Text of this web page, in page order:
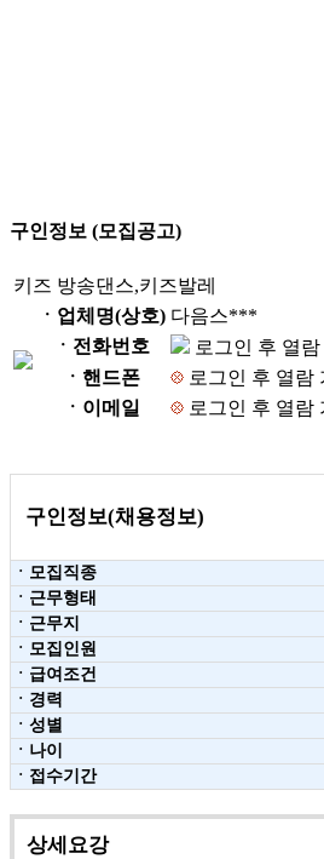
구인정보 (모집공고)
키즈 방송댄스,키즈발레
ㆍ업체명(상호) 다음스***
ㆍ전화번호
로그인 후 열
ㆍ핸드폰
로그인 후 열람
ㆍ이메일
로그인 후 열람
구인정보(채용정보)
ㆍ모집직종
ㆍ근무형태
ㆍ근무지
ㆍ모집인원
ㆍ급여조건
ㆍ경력
ㆍ성별
ㆍ나이
ㆍ접수기간
상세요강